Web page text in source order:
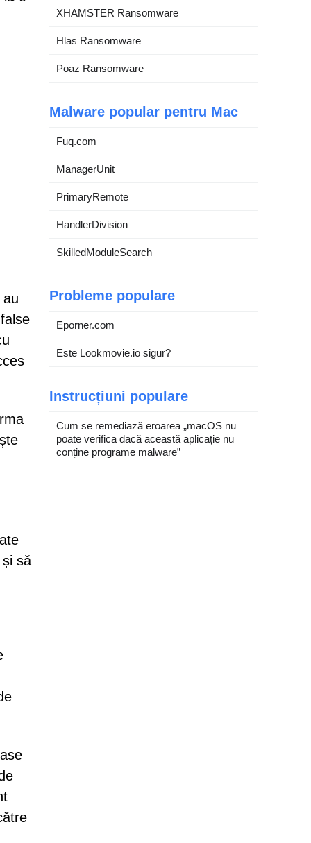
să
XHAMSTER Ransomware
Hlas Ransomware
Poaz Ransomware
Malware popular pentru Mac
Fuq.com
ManagerUnit
PrimaryRemote
HandlerDivision
SkilledModuleSearch
Probleme populare
Eporner.com
Este Lookmovie.io sigur?
Instrucțiuni populare
Cum se remediază eroarea „macOS nu
poate verifica dacă această aplicație nu
conține programe malware”